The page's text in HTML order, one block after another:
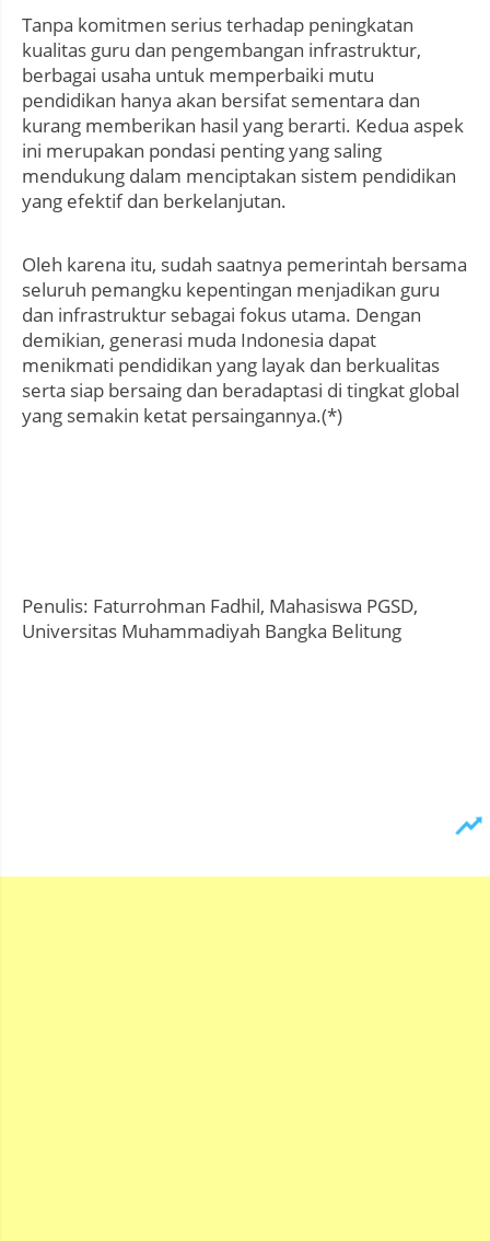
Tanpa komitmen serius terhadap peningkatan
kualitas guru dan pengembangan infrastruktur,
berbagai usaha untuk memperbaiki mutu
pendidikan hanya akan bersifat sementara dan
kurang memberikan hasil yang berarti. Kedua aspek
ini merupakan pondasi penting yang saling
mendukung dalam menciptakan sistem pendidikan
yang efektif dan berkelanjutan.
Oleh karena itu, sudah saatnya pemerintah bersama
seluruh pemangku kepentingan menjadikan guru
dan infrastruktur sebagai fokus utama. Dengan
demikian, generasi muda Indonesia dapat
menikmati pendidikan yang layak dan berkualitas
serta siap bersaing dan beradaptasi di tingkat global
yang semakin ketat persaingannya.(*)
Penulis: Faturrohman Fadhil, Mahasiswa PGSD,
Universitas Muhammadiyah Bangka Belitung